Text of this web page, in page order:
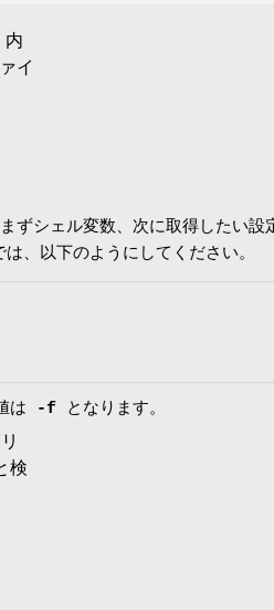
内
イ
シェル変数、次に取得したい設
、以下のようにしてください。
は -f となります。
検